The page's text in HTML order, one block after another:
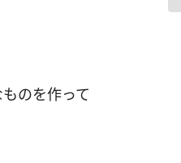
ものを作って